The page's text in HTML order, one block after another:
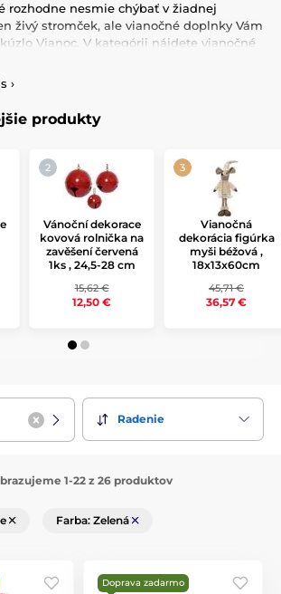
rozhodne nesmie chýbať v žiadnej
živý stromček, ale vianočné doplnky Vám
Vianoc. V kategórii nájdete vianočné
váš domov.
›
produkty
Vánoční dekorace
kovová rolnička na
zavěšení červená
1ks , 24,5-28 cm
15,62 €
12,50 €
Vianočná
dekorácia figúrka
myši béžová ,
18x13x60cm
45,71 €
36,57 €
Radenie
1-22 z 26 produktov
Farba: Zelená
Doprava zadarmo